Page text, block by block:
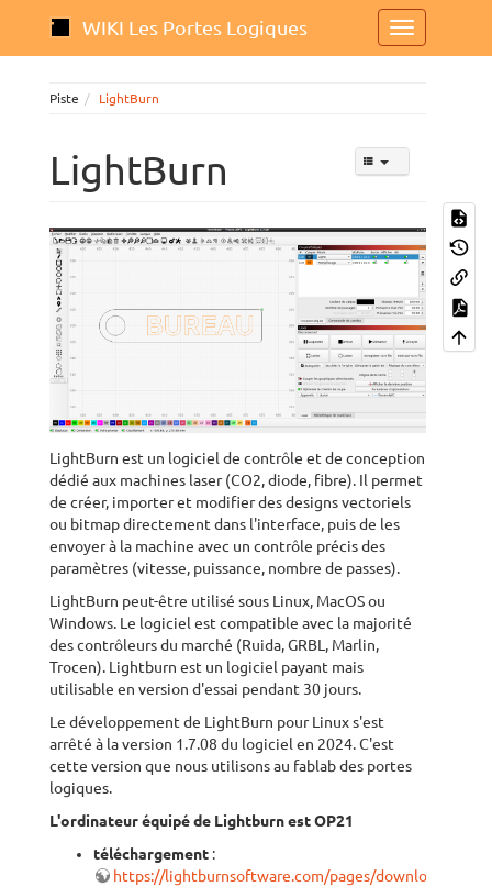
WIKI Les Portes Logiques
Piste LightBurn
LightBurn
LightBurn est un logiciel de contrôle et de conception
dédié aux machines laser (CO2, diode, fibre). Il permet
de créer, importer et modifier des designs vectoriels
ou bitmap directement dans l'interface, puis de les
envoyer à la machine avec un contrôle précis des
paramètres (vitesse, puissance, nombre de passes).
LightBurn peut-être utilisé sous Linux, MacOS ou
Windows. Le logiciel est compatible avec la majorité
des contrôleurs du marché (Ruida, GRBL, Marlin,
Trocen). Lightburn est un logiciel payant mais
utilisable en version d'essai pendant 30 jours.
Le développement de LightBurn pour Linux s'est
arrêté à la version 1.7.08 du logiciel en 2024. C'est
cette version que nous utilisons au fablab des portes
logiques.
L'ordinateur équipé de Lightburn est OP21
téléchargement :
https://lightburnsoftware.com/pages/download-